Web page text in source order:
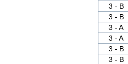
3 - B
3 - B
3 - A
3 - A
3 - B
3 - B